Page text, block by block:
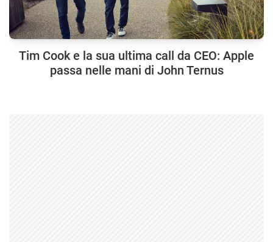
Tim Cook e la sua ultima call da CEO: Apple
passa nelle mani di John Ternus